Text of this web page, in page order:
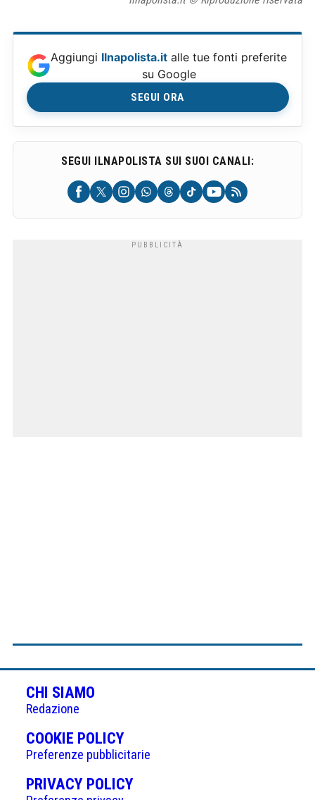
Aggiungi Ilnapolista.it alle tue fonti preferite
su Google
SEGUI ORA
SEGUI ILNAPOLISTA SUI SUOI CANALI:
CHI SIAMO
Redazione
COOKIE POLICY(APRE
IN
UNA
NUOVA
Preferenze pubblicitarie
PRIVACY POLICY(APRE